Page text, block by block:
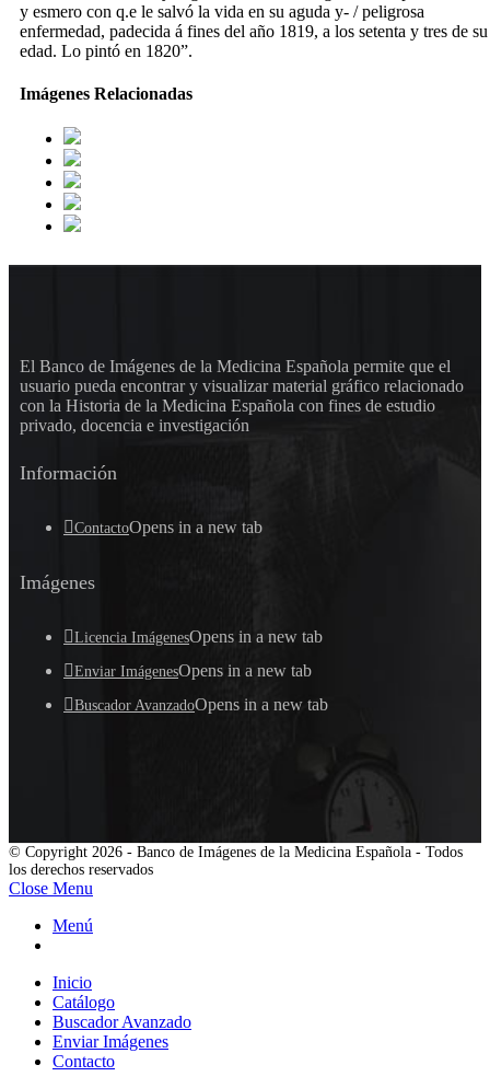
y esmero con q.e le salvó la vida en su aguda y- / peligrosa
enfermedad, padecida á fines del año 1819, a los setenta y tres de su
edad. Lo pintó en 1820”.
Imágenes Relacionadas
El Banco de Imágenes de la Medicina Española permite que el
usuario pueda encontrar y visualizar material gráfico relacionado
con la Historia de la Medicina Española con fines de estudio
privado, docencia e investigación
Información
ContactoOpens in a new tab
Imágenes
Licencia ImágenesOpens in a new tab
Enviar ImágenesOpens in a new tab
Buscador AvanzadoOpens in a new tab
© Copyright 2026 - Banco de Imágenes de la Medicina Española - Todos
los derechos reservados
Close Menu
Menú
Inicio
Catálogo
Buscador Avanzado
Enviar Imágenes
Contacto